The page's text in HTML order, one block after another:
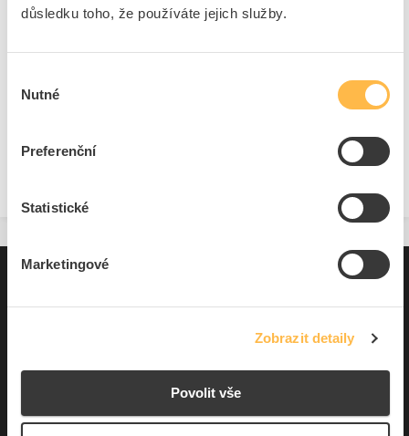
důsledku toho, že používáte jejich služby.
souhlasu
Nutné
Preferenční
Statistické
Marketingové
Zobrazit detaily
Povolit vše
Přidat k porovnání
K objednání
11dní
Zobrazit
Elfetex, spol. s r.o.